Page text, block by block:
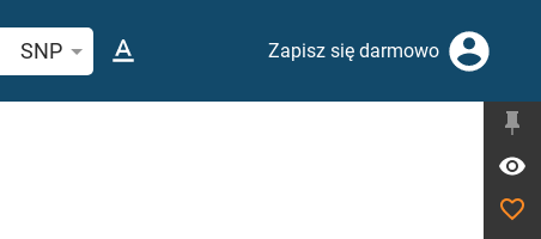
wersetu lub słowa biblijnego
SNP Zapisz się darmowo